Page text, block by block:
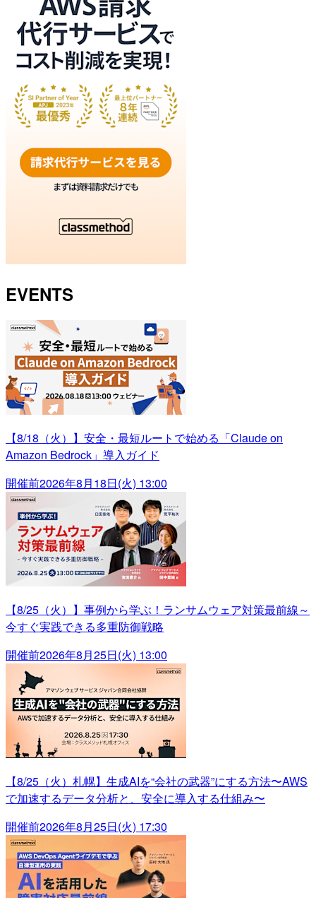
EVENTS
【8/18（火）】安全・最短ルートで始める「Claude on
Amazon Bedrock」導入ガイド
開催前2026年8月18日(火) 13:00
【8/25（火）】事例から学ぶ！ランサムウェア対策最前線～
今すぐ実践できる多重防御戦略
開催前2026年8月25日(火) 13:00
【8/25（火）札幌】生成AIを“会社の武器”にする方法〜AWS
で加速するデータ分析と、安全に導入する仕組み〜
開催前2026年8月25日(火) 17:30